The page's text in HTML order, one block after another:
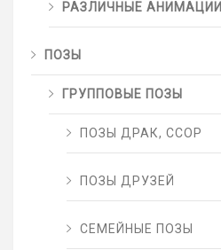
РАЗЛИЧНЫЕ АНИМАЦИИ
ПОЗЫ
ГРУППОВЫЕ ПОЗЫ
ПОЗЫ ДРАК, ССОР
ПОЗЫ ДРУЗЕЙ
СЕМЕЙНЫЕ ПОЗЫ